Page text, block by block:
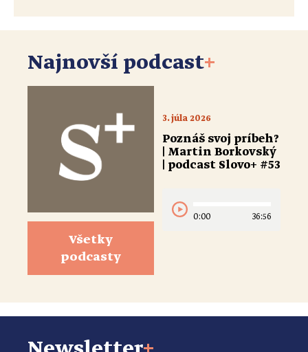
Najnovší podcast+
Všetky
podcasty
3. júla 2026
Poznáš svoj príbeh?
| Martin Borkovský
| podcast Slovo+ #53
0:00 36:56